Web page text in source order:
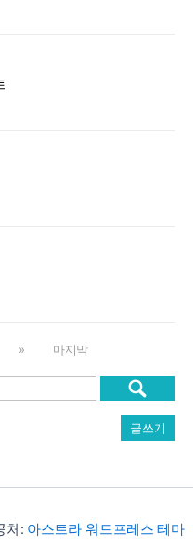
» 마지막
글쓰기
처: 아스트라 워드프레스 테마